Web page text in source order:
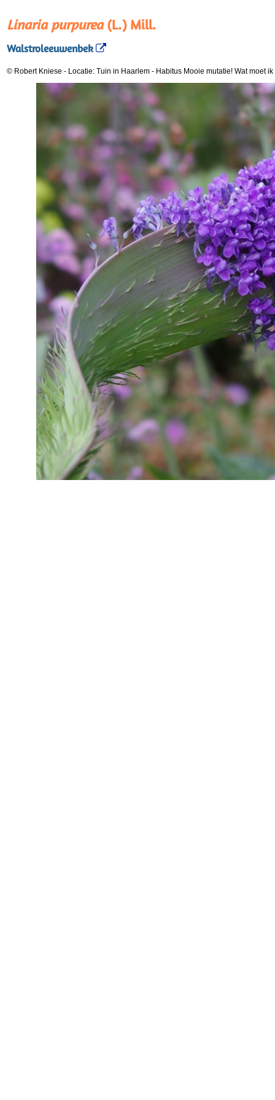
Linaria purpurea(L.) Mill.
Walstroleeuwenbek
© Robert Kniese - Locatie: Tuin in Haarlem - Habitus Mooie mutatie! Wat moet